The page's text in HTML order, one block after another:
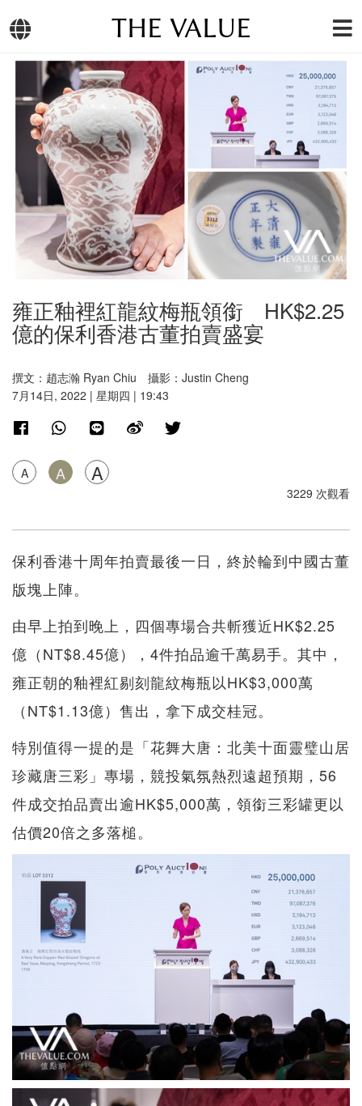
THE VALUE
雍正釉裡紅龍紋梅瓶領銜 HK$2.25
億的保利香港古董拍賣盛宴
撰文：趙志瀚 Ryan Chiu 攝影：Justin Cheng
7月14日, 2022 | 星期四 | 19:43
A A A
3229 次觀看
保利香港十周年拍賣最後一日，終於輪到中國古董
版塊上陣。
由早上拍到晚上，四個專場合共斬獲近HK$2.25
億（NT$8.45億），4件拍品逾千萬易手。其中，
雍正朝的釉裡紅剔刻龍紋梅瓶以HK$3,000萬
（NT$1.13億）售出，拿下成交桂冠。
特別值得一提的是「花舞大唐：北美十面靈璧山居
珍藏唐三彩」專場，競投氣氛熱烈遠超預期，56
件成交拍品賣出逾HK$5,000萬，領銜三彩罐更以
估價20倍之多落槌。